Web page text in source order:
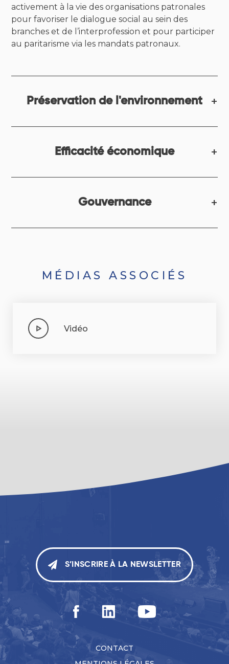
activement à la vie des organisations patronales
pour favoriser le dialogue social au sein des
branches et de l’interprofession et pour participer
au paritarisme via les mandats patronaux.
Préservation de l'environnement
Efficacité économique
Gouvernance
MÉDIAS ASSOCIÉS
Vidéo
S’INSCRIRE À LA NEWSLETTER
CONTACT